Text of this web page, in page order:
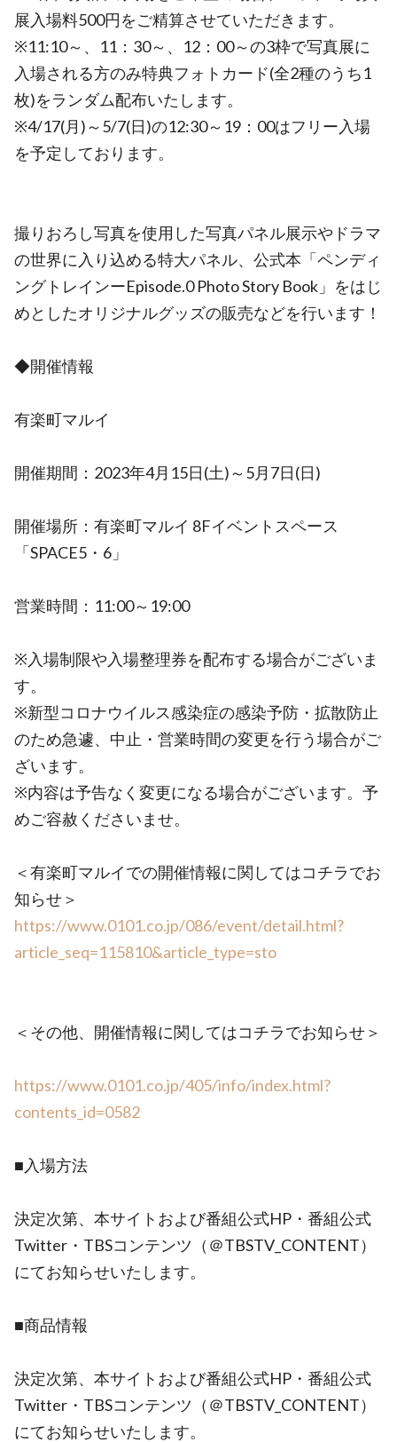
展入場料500円をご精算させていただきます。
※11:10～、11：30～、12：00～の3枠で写真展に
入場される方のみ特典フォトカード(全2種のうち1
枚)をランダム配布いたします。
※4/17(月)～5/7(日)の12:30～19：00はフリー入場
を予定しております。
撮りおろし写真を使用した写真パネル展示やドラマ
の世界に入り込める特大パネル、公式本「ペンディ
ングトレインーEpisode.0 Photo Story Book」をはじ
めとしたオリジナルグッズの販売などを行います！
◆開催情報
有楽町マルイ
開催期間：2023年4月15日(土)～5月7日(日)
開催場所：有楽町マルイ 8Fイベントスペース
「SPACE5・6」
営業時間：11:00～19:00
※入場制限や入場整理券を配布する場合がございま
す。
※新型コロナウイルス感染症の感染予防・拡散防止
のため急遽、中止・営業時間の変更を行う場合がご
ざいます。
※内容は予告なく変更になる場合がございます。予
めご容赦くださいませ。
＜有楽町マルイでの開催情報に関してはコチラでお
知らせ＞
https://www.0101.co.jp/086/event/detail.html?
article_seq=115810&article_type=sto
＜その他、開催情報に関してはコチラでお知らせ＞
https://www.0101.co.jp/405/info/index.html?
contents_id=0582
■入場方法
決定次第、本サイトおよび番組公式HP・番組公式
Twitter・TBSコンテンツ（＠TBSTV_CONTENT）
にてお知らせいたします。
■商品情報
決定次第、本サイトおよび番組公式HP・番組公式
Twitter・TBSコンテンツ（＠TBSTV_CONTENT）
にてお知らせいたします。